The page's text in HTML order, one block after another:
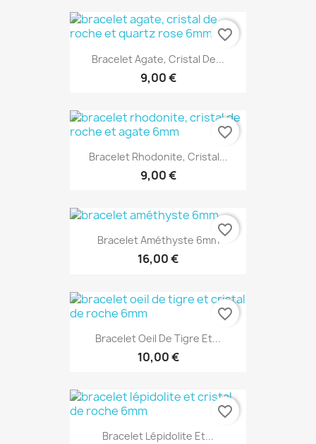
Bracelet Agate, Cristal De...
9,00 €
favorite_border
Bracelet Rhodonite, Cristal...
9,00 €
favorite_border
Bracelet Améthyste 6mm
16,00 €
favorite_border
Bracelet Oeil De Tigre Et...
10,00 €
favorite_border
Bracelet Lépidolite Et...
favorite_border